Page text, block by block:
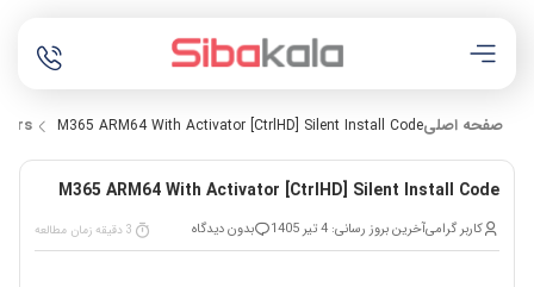
صفحه اصلیM365 ARM64 With Activator [CtrlHD] Silent Install Code
M365 ARM64 With Activator [CtrlHD] Silent Install Code
کاربر گرامیآخرین بروز رسانی: 4 تیر 1405 بدون دیدگاه 3 دقیقه زمان مطالعه